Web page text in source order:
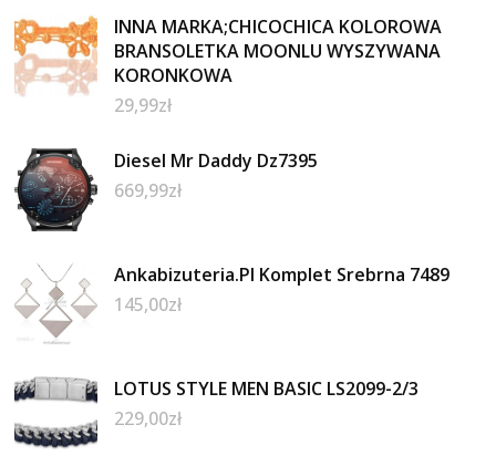
INNA MARKA;CHICOCHICA KOLOROWA
BRANSOLETKA MOONLU WYSZYWANA
KORONKOWA
29,99zł
Diesel Mr Daddy Dz7395
669,99zł
Ankabizuteria.Pl Komplet Srebrna 7489
145,00zł
LOTUS STYLE MEN BASIC LS2099-2/3
229,00zł